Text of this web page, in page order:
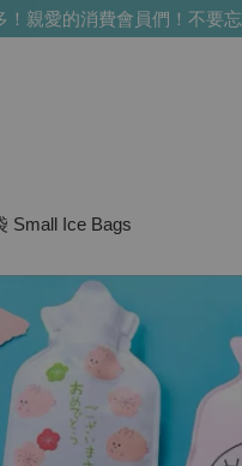
親愛的消費會員們！不要忘記
Small Ice Bags